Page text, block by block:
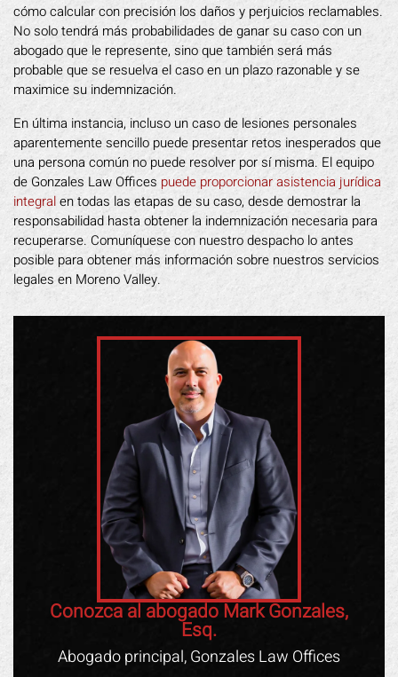
cómo calcular con precisión los daños y perjuicios reclamables.
No solo tendrá más probabilidades de ganar su caso con un
abogado que le represente, sino que también será más
probable que se resuelva el caso en un plazo razonable y se
maximice su indemnización.
En última instancia, incluso un caso de lesiones personales
aparentemente sencillo puede presentar retos inesperados que
una persona común no puede resolver por sí misma. El equipo
de Gonzales Law Offices puede proporcionar asistencia jurídica
integralen todas las etapas de su caso, desde demostrar la
responsabilidad hasta obtener la indemnización necesaria para
recuperarse. Comuníquese con nuestro despacho lo antes
posible para obtener más información sobre nuestros servicios
legales en Moreno Valley.
Conozca al abogado Mark Gonzales,
Esq.
Abogado principal, Gonzales Law Offices